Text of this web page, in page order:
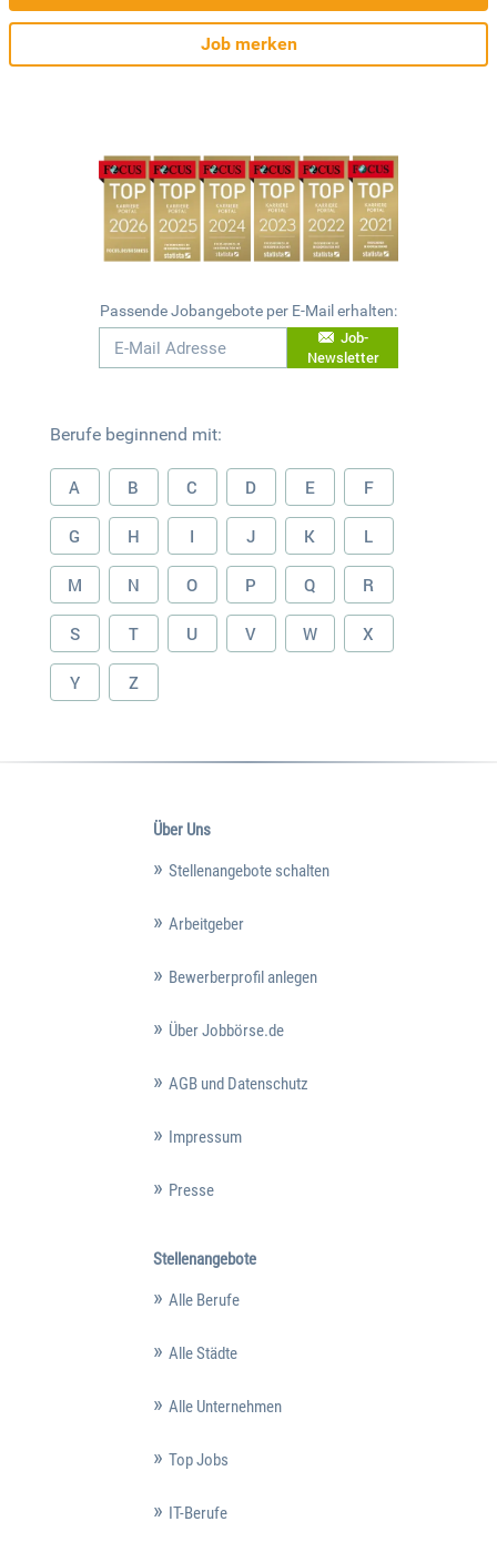
Job merken
Passende Jobangebote per E-Mail erhalten:
Job-
Newsletter
Berufe beginnend mit:
A B C D E F
G H I J K L
M N O P Q R
S T U V W X
Y Z
Über Uns
Stellenangebote schalten
Arbeitgeber
Bewerberprofil anlegen
Über Jobbörse.de
AGB und Datenschutz
Impressum
Presse
Stellenangebote
Alle Berufe
Alle Städte
Alle Unternehmen
Top Jobs
IT-Berufe